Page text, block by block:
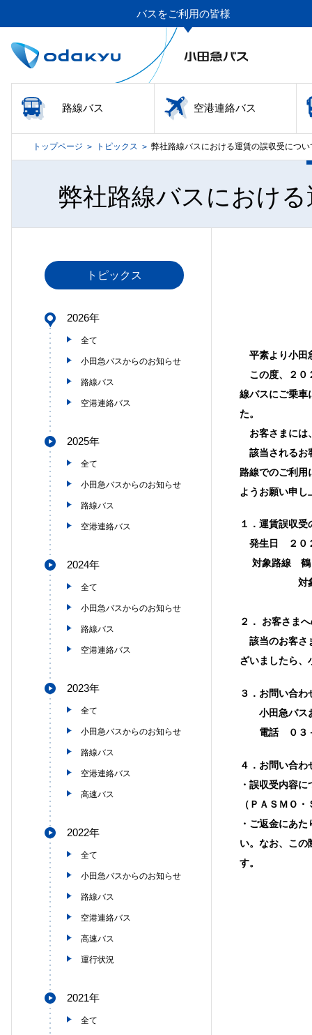
バスをご利用の皆様
路線バス 空港連絡バス
トップページ > トピックス > 弊社路線バスにおける運賃の誤収受につ
弊社路線バスにおけ
平素より小田
この度、２０
線バスにご乗車
た。
お客さまには
該当されるお
路線でのご利用
ようお願い申し
１．運賃誤収受
発生日
２０
対象路線
対象路線を
２． お客さま
該当のお客さ
ざいましたら、
３．お問い合
小田急バスお
電話 ０３－
４． お問い合わ
・誤収受内容
（ＰＡＳＭＯ
・ご返金にあ
い。なお、この
す。
トピックス
2026年
全て
小田急バスからのお知らせ
路線バス
空港連絡バス
2025年
全て
小田急バスからのお知らせ
路線バス
空港連絡バス
2024年
全て
小田急バスからのお知らせ
路線バス
空港連絡バス
2023年
全て
小田急バスからのお知らせ
路線バス
空港連絡バス
高速バス
2022年
全て
小田急バスからのお知らせ
路線バス
空港連絡バス
高速バス
運行状況
2021年
全て